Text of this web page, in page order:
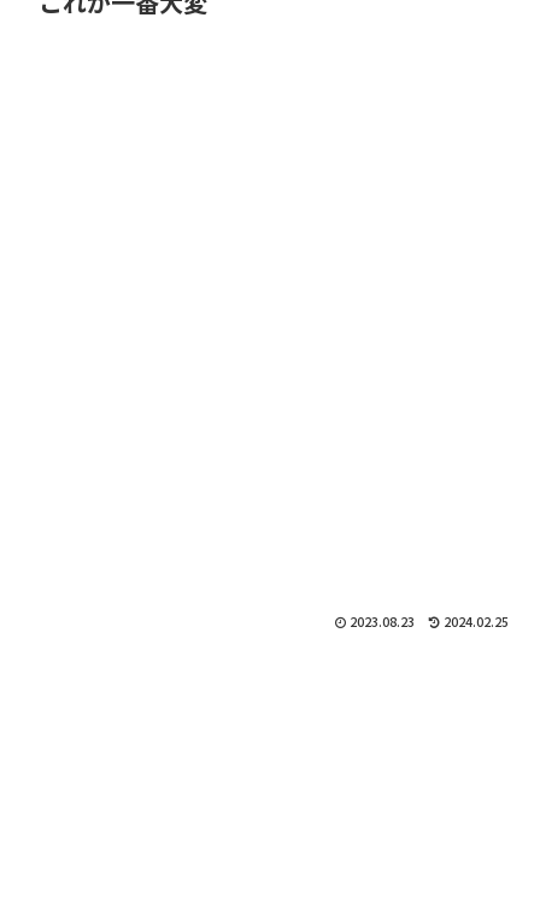
2023.08.23 2024.02.25